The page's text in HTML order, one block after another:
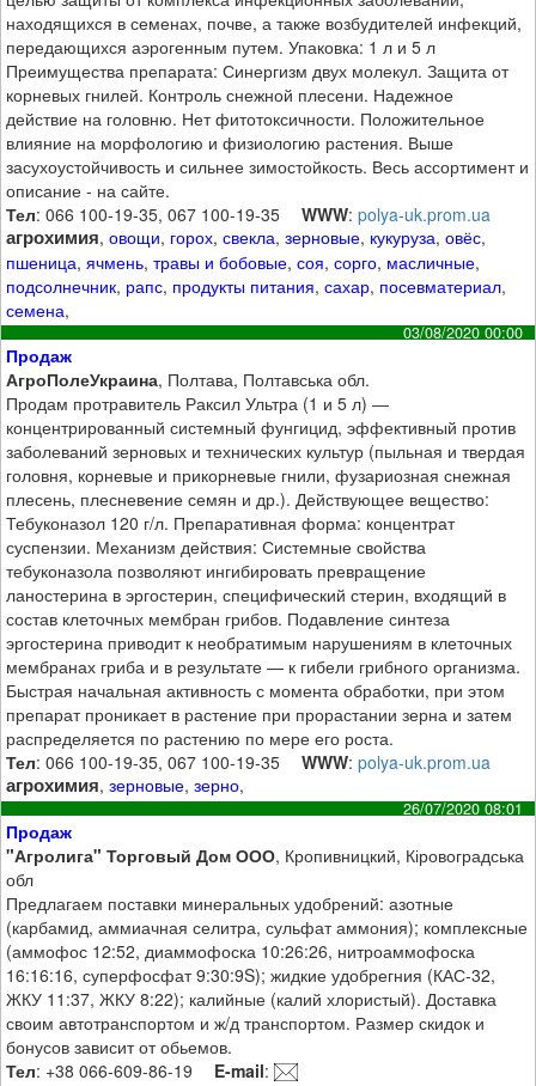
находящихся в семенах, почве, а также возбудителей инфекций,
передающихся аэрогенным путем. Упаковка: 1 л и 5 л
Преимущества препарата: Синергизм двух молекул. Защита от
корневых гнилей. Контроль снежной плесени. Надежное
действие на головню. Нет фитотоксичности. Положительное
влияние на морфологию и физиологию растения. Выше
засухоустойчивость и сильнее зимостойкость. Весь ассортимент и
описание - на сайте.
Тел: 066 100-19-35, 067 100-19-35 WWW:polya-uk.prom.ua
агрохимия,овощи, горох,свекла,зерновые, кукуруза,овёс,
пшеница,ячмень,травы и бобовые,соя,сорго, масличные,
подсолнечник, рапс, продукты питания,сахар, посевматериал,
семена,
03/08/2020 00:00
Продаж
АгроПолеУкраина, Полтава, Полтавська обл.
Продам протравитель Раксил Ультра (1 и 5 л) ―
концентрированный системный фунгицид, эффективный против
заболеваний зерновых и технических культур (пыльная и твердая
головня, корневые и прикорневые гнили, фузариозная снежная
плесень, плесневение семян и др.). Действующее вещество:
Тебуконазол 120 г/л. Препаративная форма: концентрат
суспензии. Механизм действия: Системные свойства
тебуконазола позволяют ингибировать превращение
ланостерина в эргостерин, специфический стерин, входящий в
состав клеточных мембран грибов. Подавление синтеза
эргостерина приводит к необратимым нарушениям в клеточных
мембранах гриба и в результате — к гибели грибного организма.
Быстрая начальная активность с момента обработки, при этом
препарат проникает в растение при прорастании зерна и затем
распределяется по растению по мере его роста.
Тел: 066 100-19-35, 067 100-19-35 WWW:polya-uk.prom.ua
агрохимия,зерновые,зерно,
26/07/2020 08:01
Продаж
"Агролига" Торговый Дом ООО, Кропивницкий, Кіровоградська
обл
Предлагаем поставки минеральных удобрений: азотные
(карбамид, аммиачная селитра, сульфат аммония); комплексные
(аммофос 12:52, диаммофоска 10:26:26, нитроаммофоска
16:16:16, суперфосфат 9:30:9S); жидкие удобрегния (КАС-32,
ЖКУ 11:37, ЖКУ 8:22); калийные (калий хлористый). Доставка
своим автотранспортом и ж/д транспортом. Размер скидок и
бонусов зависит от обьемов.
Тел: +38 066-609-86-19 E-mail: